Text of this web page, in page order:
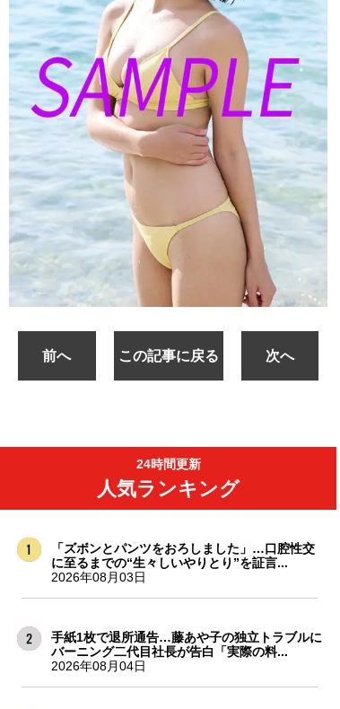
前へ この記事に戻る 次へ
24時間更新
人気ランキング
「ズボンとパンツをおろしました」…口腔性交
に至るまでの“生々しいやりとり”を証言...
2026年08月03日
手紙1枚で退所通告…藤あや子の独立トラブルに
バーニング二代目社長が告白「実際の料...
2026年08月04日